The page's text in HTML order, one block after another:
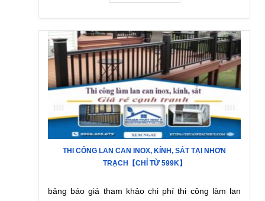
THI CÔNG LAN CAN INOX, KÍNH, SẮT TẠI NHƠN
TRẠCH【CHỈ TỪ 599K】
bảng báo giá tham khảo chi phí thi công làm lan